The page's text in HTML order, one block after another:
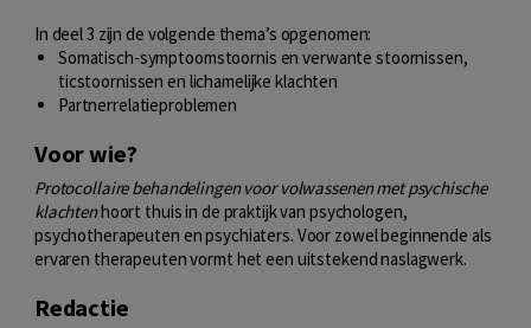
In deel 3 zijn de volgende thema’s opgenomen:
Somatisch-symptoomstoornis en verwante stoornissen,
ticstoornissen en lichamelijke klachten
Partnerrelatieproblemen
Voor wie?
Protocollaire behandelingen voor volwassenen met psychische
klachtenhoort thuis in de praktijk van psychologen,
psychotherapeuten en psychiaters. Voor zowel beginnende als
ervaren therapeuten vormt het een uitstekend naslagwerk.
Redactie